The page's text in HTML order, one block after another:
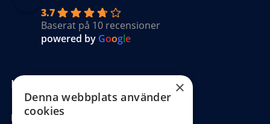
3.7
Baserat på 10 recensioner
powered by Google
Kundinformation
Köpvillkor
×
Denna webbplats använder
cookies